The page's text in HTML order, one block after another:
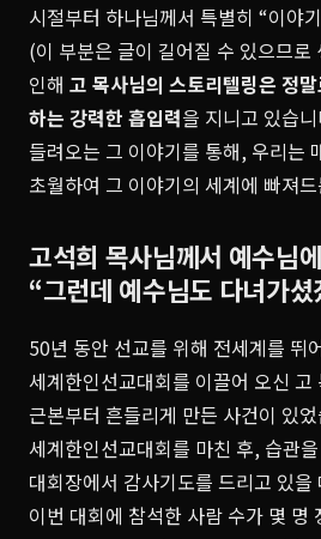
시절부터 하나님께서 특별히 “이야
(이 부분은 글이 길어질 수 있으므
인해 고 목사님의 스토리텔링은 정
하는 강력한 흡입력을 지니고 있습
들려오는 그 이야기를 통해, 우리는
초월하여 그 이야기의 세계에 빠져
고석희 목사님께서 예수님
“그런데 예수님도 다녀가셨
50년 동안 선교를 위해 전세계를 뛰
세계한인선교대회를 이끌어 오신 고
근본부터 흔들리게 만든 사건이 있
세계한인선교대회를 마친 후, 습관
대회장에서 감사기도를 드리고 있을
이번 대회에 참석한 사람 수가 몇 명